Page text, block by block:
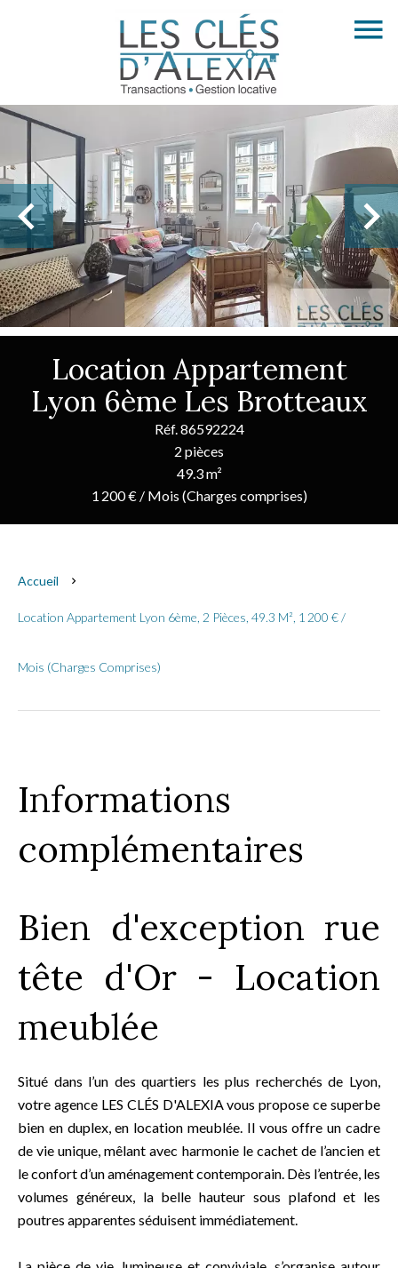
Location Appartement
Lyon 6ème Les Brotteaux
Réf. 86592224
2 pièces
49.3 m²
1 200 € / Mois (Charges comprises)
Accueil
Location Appartement Lyon 6ème, 2 Pièces, 49.3 M², 1 200 € /
Mois (Charges Comprises)
Informations
complémentaires
Bien d'exception rue
tête d'Or - Location
meublée
Situé dans l’un des quartiers les plus recherchés de Lyon,
votre agence LES CLÉS D'ALEXIA vous propose ce superbe
bien en duplex, en location meublée. Il vous offre un cadre
de vie unique, mêlant avec harmonie le cachet de l’ancien et
le confort d’un aménagement contemporain. Dès l’entrée, les
volumes généreux, la belle hauteur sous plafond et les
poutres apparentes séduisent immédiatement.